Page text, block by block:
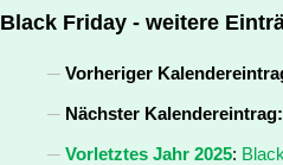
Black Friday - weitere
Vorheriger
Nächster Kalendereintrag:
Vorletztes Jahr 2025: